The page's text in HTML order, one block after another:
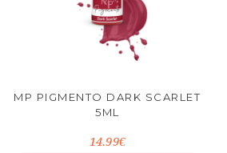
MP PIGMENTO DARK SCARLET
5ML
14.99€